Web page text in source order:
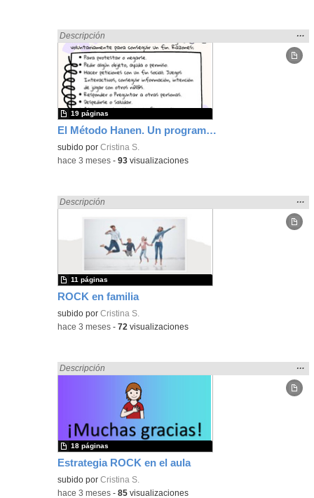
El Método Hanen. Un programa dirigido a los padres de niños autistas (TEA)
Encontrado «Comunicación» en:
Descripción
la
…
subido porCristina S.
19 páginas
-hace 3 meses -93 visualizaciones
ROCK en familia
Encontrado «Comunicación» en:
Descripción
la
…
subido porCristina S.
11 páginas
-hace 3 meses -72 visualizaciones
Estrategia ROCK en el aula
Encontrado «Comunicación» en:
Descripción
la
…
subido porCristina S.
18 páginas
-hace 3 meses -85 visualizaciones